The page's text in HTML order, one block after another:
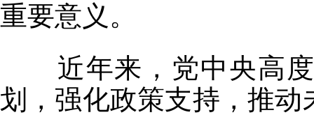
重要意义。
近年来，党中央高度
划，强化政策支持，推